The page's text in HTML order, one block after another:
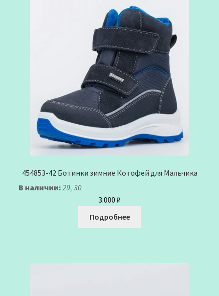
454853-42 Ботинки зимние Котофей для Мальчика
В наличии: 29, 30
3.000 ₽
Подробнее